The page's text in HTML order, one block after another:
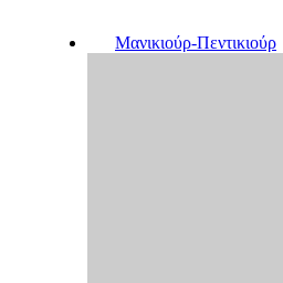
Μανικιούρ-Πεντικιούρ